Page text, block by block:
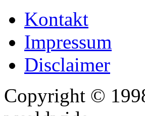
Kontakt
Impressum
Disclaimer
Copyright ©